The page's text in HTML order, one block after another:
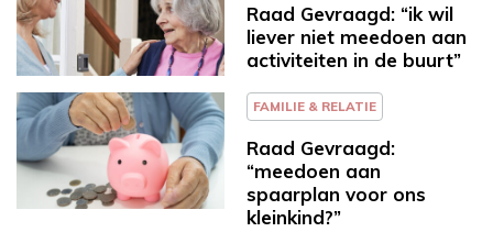
Raad Gevraagd: “ik wil
liever niet meedoen aan
activiteiten in de buurt”
FAMILIE & RELATIE
Raad Gevraagd:
“meedoen aan
spaarplan voor ons
kleinkind?”